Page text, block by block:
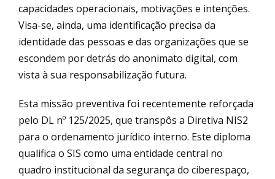
capacidades operacionais, motivações e intenções.
Visa-se, ainda, uma identificação precisa da
identidade das pessoas e das organizações que se
escondem por detrás do anonimato digital, com
vista à sua responsabilização futura.
Esta missão preventiva foi recentemente reforçada
pelo DL nº 125/2025, que transpôs a Diretiva NIS2
para o ordenamento jurídico interno. Este diploma
qualifica o SIS como uma entidade central no
quadro institucional da segurança do ciberespaço,